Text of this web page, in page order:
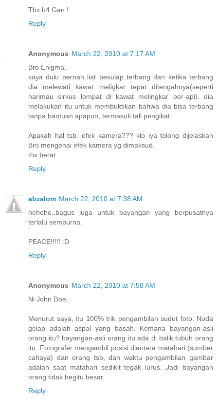
Thx b4 Gan.!
Reply
Anonymous March 22, 2010 at 7:17 AM
Bro Enigma,
saya dulu pernah liat pesulap terbang dan ketika terbang
dia melewati kawat meligkar tepat ditengahnya(seperti
harimau sirkus lompat di kawat melingkar ber-api). dia
melakukan itu untuk membuktikan bahwa dia bisa terbang
tanpa bantuan apapun, termasuk tali pengikat.
Apakah hal tsb. efek kamera??? klo iya tolong dijelaskan
Bro mengenai efek kamera yg dimaksud.
thx berat.
Reply
abzalom March 22, 2010 at 7:38 AM
hehehe..bagus juga untuk bayangan yang berpusatnya
terlalu sempurna.
PEACE!!!!! :D
Reply
Anonymous March 22, 2010 at 7:58 AM
Ni John Doe,
Menurut saya, itu 100% trik pengambilan sudut foto. Noda
gelap adalah aspal yang basah. Kemana bayangan-asli
orang itu? bayangan-asli orang itu ada di balik tubuh orang
itu. Fotografer mengambil posisi diantara matahari (sumber
cahaya) dan orang tsb, dan waktu pengambilan gambar
adalah saat matahari sedikit tegak lurus. Jadi bayangan
orang tidak begitu besar.
Reply